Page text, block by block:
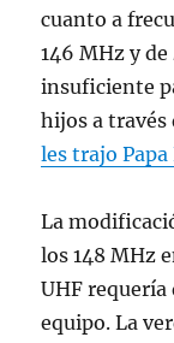
cuanto a
146 MHz y
insuficiente
hijos a través
les trajo Papa
La
los 148 MHz
UHF
equipo. La